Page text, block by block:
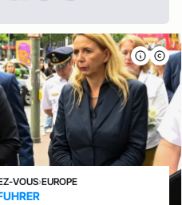
VOUS›EUROPE